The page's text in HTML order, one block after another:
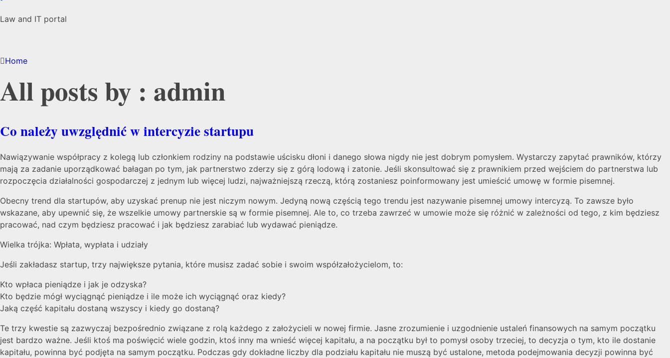
Law and IT portal
Home
All posts by : admin
Co należy uwzględnić w intercyzie startupu
Nawiązywanie współpracy z kolegą lub członkiem rodziny na podstawie uścisku dłoni i danego słowa nigdy nie jest dobrym pomysłem. Wystarczy zapytać prawników, którzy
mają za zadanie uporządkować bałagan po tym, jak partnerstwo zderzy się z górą lodową i zatonie. Jeśli skonsultować się z prawnikiem przed wejściem do partnerstwa lub
rozpoczęcia działalności gospodarczej z jednym lub więcej ludzi, najważniejszą rzeczą, którą zostaniesz poinformowany jest umieścić umowę w formie pisemnej.
Obecny trend dla startupów, aby uzyskać prenup nie jest niczym nowym. Jedyną nową częścią tego trendu jest nazywanie pisemnej umowy intercyzą. To zawsze było
wskazane, aby upewnić się, że wszelkie umowy partnerskie są w formie pisemnej. Ale to, co trzeba zawrzeć w umowie może się różnić w zależności od tego, z kim będziesz
pracować, nad czym będziesz pracować i jak będziesz zarabiać lub wydawać pieniądze.
Wielka trójka: Wpłata, wypłata i udziały
Jeśli zakładasz startup, trzy największe pytania, które musisz zadać sobie i swoim współzałożycielom, to:
Kto wpłaca pieniądze i jak je odzyska?
Kto będzie mógł wyciągnąć pieniądze i ile może ich wyciągnąć oraz kiedy?
Jaką część kapitału dostaną wszyscy i kiedy go dostaną?
Te trzy kwestie są zazwyczaj bezpośrednio związane z rolą każdego z założycieli w nowej firmie. Jasne zrozumienie i uzgodnienie ustaleń finansowych na samym początku
jest bardzo ważne. Jeśli ktoś ma poświęcić wiele godzin, ktoś inny ma wnieść więcej kapitału, a na początku był to pomysł osoby trzeciej, to decyzja o tym, kto ile dostanie
kapitału, powinna być podjęta na samym początku. Podczas gdy dokładne liczby dla podziału kapitału nie muszą być ustalone, metoda podejmowania decyzji powinna być